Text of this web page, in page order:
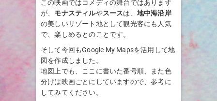
この映画ではコメディの舞台ではあります
が、 モナスティルやスースは、 地中海沿岸
の美しいリゾート地として観光客にも人気
で、楽しめるとのことです。
そして今回もGoogle My Mapsを活用して地
図を作成しました。
地図上でも、ここに書いた番号順、また色
分けは映画ごとにしていますので、参考に
してみてください。